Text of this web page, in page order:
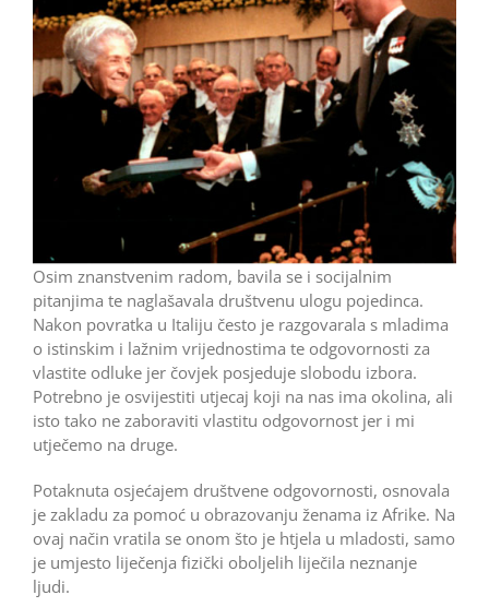
Osim znanstvenim radom, bavila se i socijalnim
pitanjima te naglašavala društvenu ulogu pojedinca.
Nakon povratka u Italiju često je razgovarala s mladima
o istinskim i lažnim vrijednostima te odgovornosti za
vlastite odluke jer čovjek posjeduje slobodu izbora.
Potrebno je osvijestiti utjecaj koji na nas ima okolina, ali
isto tako ne zaboraviti vlastitu odgovornost jer i mi
utječemo na druge.
Potaknuta osjećajem društvene odgovornosti, osnovala
je zakladu za pomoć u obrazovanju ženama iz Afrike. Na
ovaj način vratila se onom što je htjela u mladosti, samo
je umjesto liječenja fizički oboljelih liječila neznanje
ljudi.